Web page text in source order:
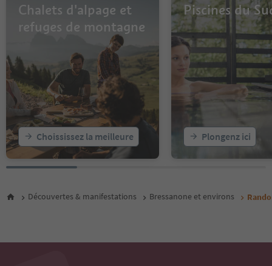
Chalets d'alpage et
refuges de montagne
Choississez la meilleure
Piscines du
Plongenz ici
Découvertes & manifestations Bressanone et environs